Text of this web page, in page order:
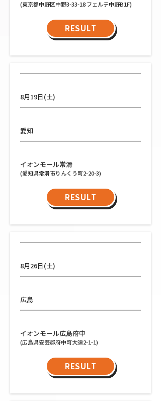
(東京都中野区中野3-33-18 フェルテ中野B1F)
RESULT
8月19日(土)
愛知
イオンモール常滑
(愛知県常滑市りんくう町2-20-3)
RESULT
8月26日(土)
広島
イオンモール広島府中
(広島県安芸郡府中町大須2-1-1)
RESULT